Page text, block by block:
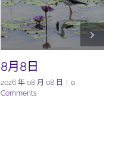
8月8日
2026 年 08 月 08 日
0
Comments